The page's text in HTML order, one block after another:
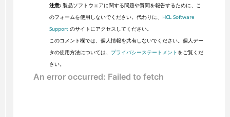
注意:製品ソフトウェアに関する問題や質問を報告するために、こ
のフォームを使用しないでください。代わりに、 HCL Software
Supportのサイトにアクセスしてください。
このコメント欄では、個人情報を共有しないでください。個人デー
タの使用方法については、 プライバシーステートメント をご覧くだ
さい。